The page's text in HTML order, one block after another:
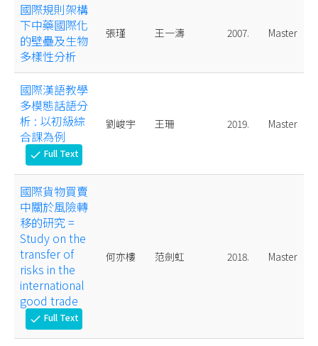
國際規則架構
下中藥國際化
的壁壘及生物
多樣性分析
張瑾 王一濤 2007. Master
國際漢語教學
多模態話語分
析 : 以初級綜
合課為例
check Full Text
劉峻宇 王珊 2019. Master
國際貨物買賣
中關於風險轉
移的研究 =
Study on the
transfer of
risks in the
international
good trade
check Full Text
何亦樓 范劍虹 2018. Master